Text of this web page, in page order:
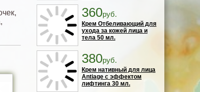
360руб.
Крем Отбеливающий для
ухода за кожей лица и
тела 50 мл.
380руб.
Крем нативный для лица
Antiage с эффектом
лифтинга 30 мл.